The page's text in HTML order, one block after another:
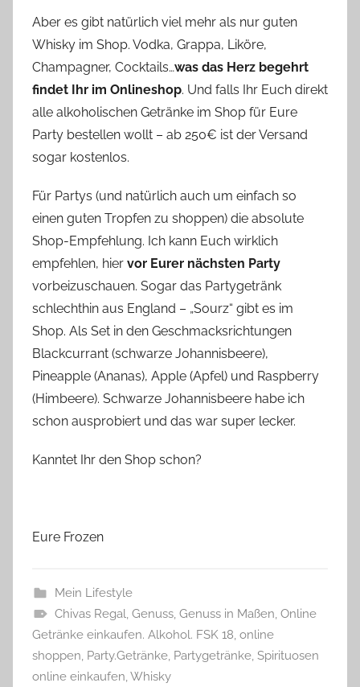
Aber es gibt natürlich viel mehr als nur guten
Whisky im Shop. Vodka, Grappa, Liköre,
Champagner, Cocktails…was das Herz begehrt
findet Ihr im Onlineshop. Und falls Ihr Euch direkt
alle alkoholischen Getränke im Shop für Eure
Party bestellen wollt – ab 250€ ist der Versand
sogar kostenlos.
Für Partys (und natürlich auch um einfach so
einen guten Tropfen zu shoppen) die absolute
Shop-Empfehlung. Ich kann Euch wirklich
empfehlen, hier vor Eurer nächsten Party
vorbeizuschauen. Sogar das Partygetränk
schlechthin aus England – „Sourz“ gibt es im
Shop. Als Set in den Geschmacksrichtungen
Blackcurrant (schwarze Johannisbeere),
Pineapple (Ananas), Apple (Apfel) und Raspberry
(Himbeere). Schwarze Johannisbeere habe ich
schon ausprobiert und das war super lecker.
Kanntet Ihr den Shop schon?
Eure Frozen
Mein Lifestyle
Chivas Regal, Genuss, Genuss in Maßen, Online
Getränke einkaufen. Alkohol. FSK 18, online
shoppen, Party.Getränke, Partygetränke, Spirituosen
online einkaufen,Whisky